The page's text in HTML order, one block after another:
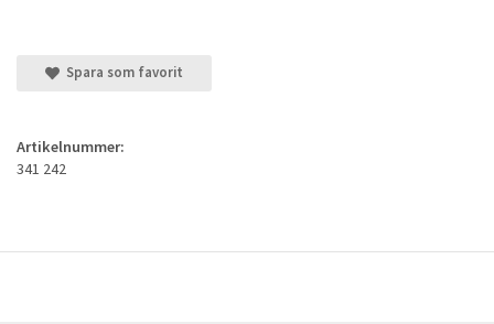
Spara som favorit
Artikelnummer:
341 242